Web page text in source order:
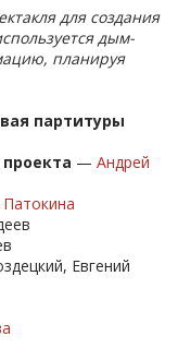
для создания
дым-
планируя
партитуры
— Андрей
Евгений